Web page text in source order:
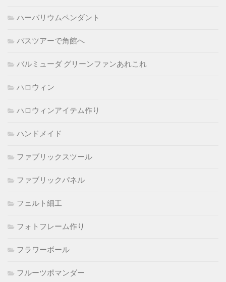
ハーバリウムペンダント
バスツアーで角館へ
バルミューダ グリーンファンあれこれ
ハロウィン
ハロウィンアイテム作り
ハンドメイド
ファブリックスツール
ファブリックパネル
フェルト細工
フォトフレーム作り
フラワーボール
フルーツポマンダー